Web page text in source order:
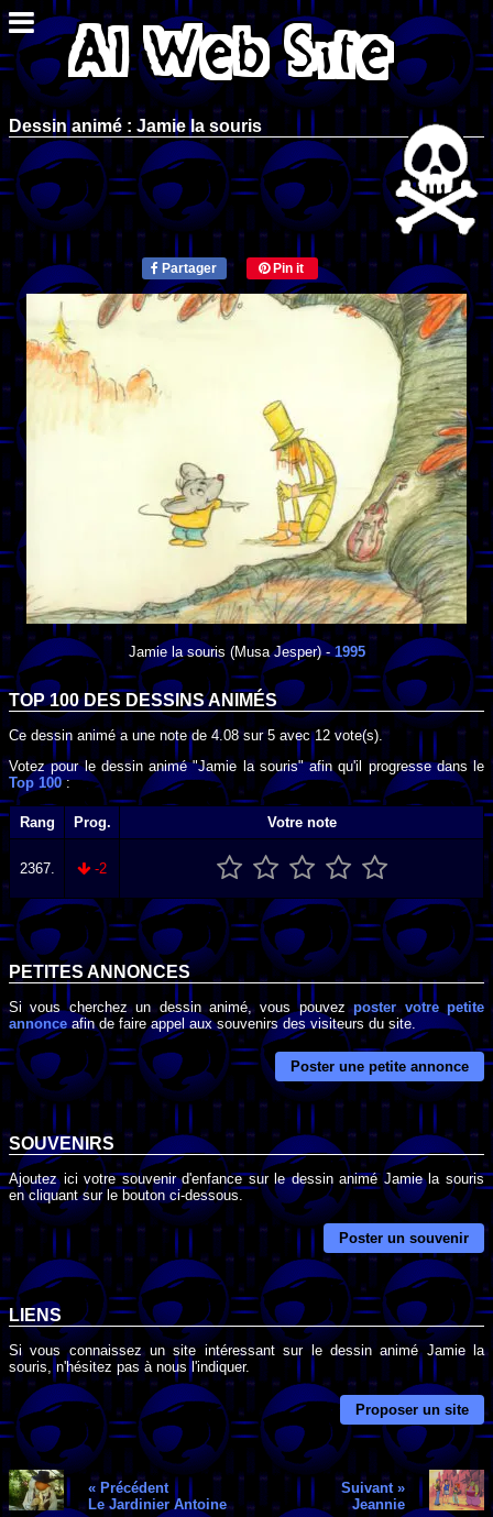
Dessin animé : Jamie la souris
Partager Pin it
Jamie la souris (Musa Jesper) -1995
TOP 100 DES DESSINS ANIMÉS
Ce dessin animé a une note de 4.08sur5 avec12 vote(s).
Votez pour le dessin animé "Jamie la souris" afin qu'il progresse dans le
Top 100:
Rang Prog. Votre note
2367. -2
PETITES ANNONCES
Si vous cherchez un dessin animé, vous pouvezposter votre petite
annonce afin de faire appel aux souvenirs des visiteurs du site.
Poster une petite annonce
SOUVENIRS
Ajoutez ici votre souvenir d'enfance sur le dessin animé Jamie la souris
en cliquant sur le bouton ci-dessous.
Poster un souvenir
LIENS
Si vous connaissez un site intéressant sur le dessin animé Jamie la
souris, n'hésitez pas à nous l'indiquer.
Proposer un site
« Précédent
Le Jardinier Antoine
Suivant »
Jeannie